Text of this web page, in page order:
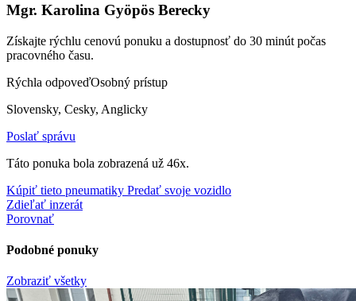
Mgr. Karolina Gyöpös Berecky
Získajte rýchlu cenovú ponuku a dostupnosť do 30 minút počas
pracovného času.
Rýchla odpoveďOsobný prístup
Slovensky, Cesky, Anglicky
Poslať správu
Táto ponuka bola zobrazená už 46x.
Kúpiť tieto pneumatiky Predať svoje vozidlo
Zdieľať inzerát
Porovnať
Podobné ponuky
Zobraziť všetky